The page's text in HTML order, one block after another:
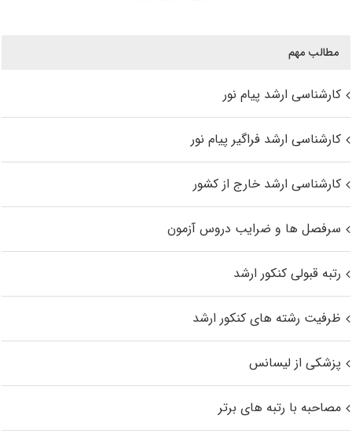
مطالب مهم
کارشناسی ارشد پیام نور
کارشناسی ارشد فراگیر پیام نور
کارشناسی ارشد خارج از کشور
سرفصل ها و ضرایب دروس آزمون
رتبه قبولی کنکور ارشد
ظرفیت رشته های کنکور ارشد
پزشکی از لیسانس
مصاحبه با رتبه های برتر